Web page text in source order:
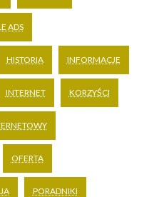
ADS
HISTORIA INFORMACJE
INTERNET KORZYŚCI
OFERTA
PORADNIKI